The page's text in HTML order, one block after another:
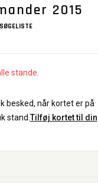
2015
SØGELISTE
stande.
besked, når kortet er på
stand. Tilføj kortet til din